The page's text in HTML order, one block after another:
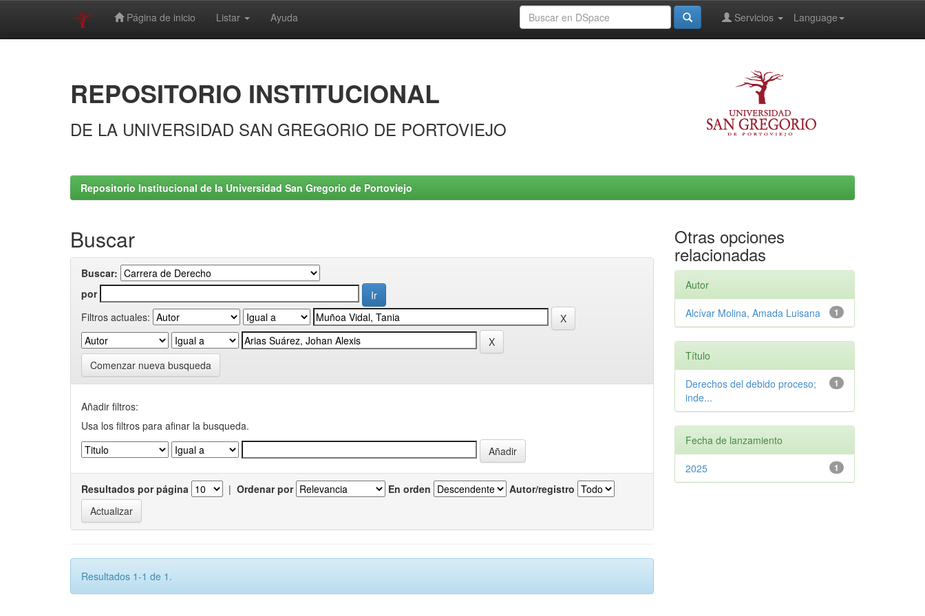
Página de inicio Listar Ayuda Language
Servicios
REPOSITORIO INSTITUCIONAL
DE LA UNIVERSIDAD SAN GREGORIO DE PORTOVIEJO
Repositorio Institucional de la Universidad San Gregorio de Portoviejo
Buscar
Buscar:
por
Filtros actuales:
Comenzar nueva busqueda
Añadir filtros:
Usa los filtros para afinar la busqueda.
Resultados por página | Ordenar por En orden Autor/registro
Resultados 1-1 de 1.
Otras opciones
relacionadas
Autor
1
Alcívar Molina, Amada Luisana
Título
1
Derechos del debido proceso;
inde...
Fecha de lanzamiento
1
2025